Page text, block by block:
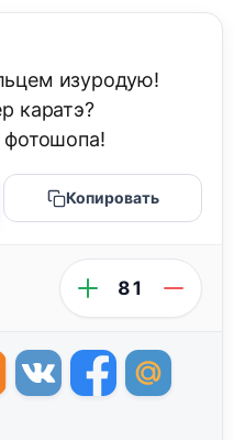
изуродую!
каратэ?
фотошопа!
Копировать
81